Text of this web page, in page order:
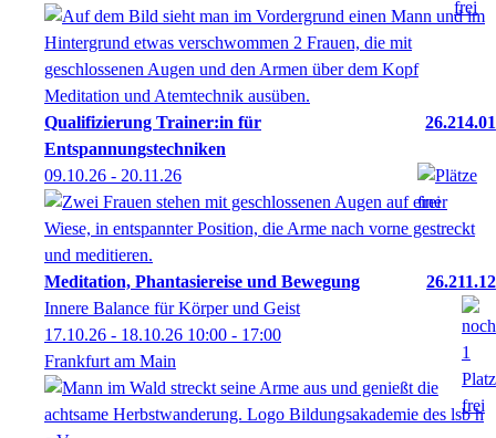
Qualifizierung Trainer:in für
Entspannungstechniken
26.214.01
09.10.26 - 20.11.26
Meditation, Phantasiereise und Bewegung
26.211.12
Innere Balance für Körper und Geist
17.10.26 - 18.10.26 10:00 - 17:00
Frankfurt am Main